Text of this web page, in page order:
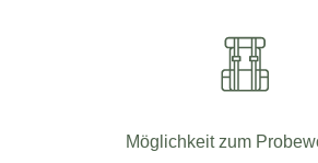
Möglichkeit zum